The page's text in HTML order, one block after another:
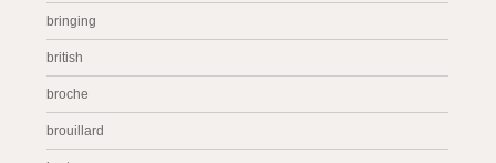
bringing
british
broche
brouillard